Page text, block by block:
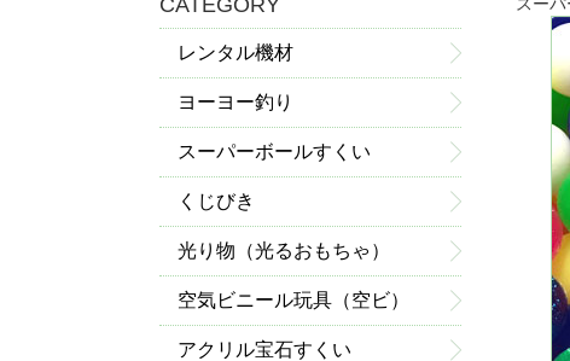
CATEGORY
レンタル機材
ヨーヨー釣り
スーパーボールすくい
くじびき
光り物（光るおもちゃ）
空気ビニール玩具（空ビ）
アクリル宝石すくい